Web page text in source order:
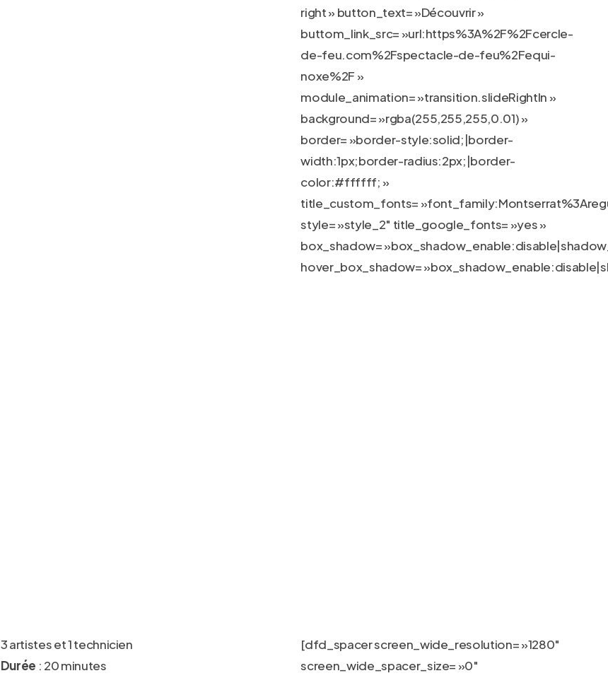
right » button_text= »Découvrir »
buttom_link_src= »url:https%3A%2F%2Fcercle-
de-feu.com%2Fspectacle-de-feu%2Fequi-
noxe%2F »
module_animation= »transition.slideRightIn »
background= »rgba(255,255,255,0.01) »
border= »border-style:solid;|border-
width:1px;border-radius:2px;|border-
color:#ffffff; »
title_custom_fonts=
style= »style_2″ title_google_fonts= »yes »
box_shadow=
hover_box_shadow=
3 artistes et 1 technicien
Durée : 20 minutes
[dfd_spacer screen_wide_resolution= »1280″
screen_wide_spacer_size= »0″